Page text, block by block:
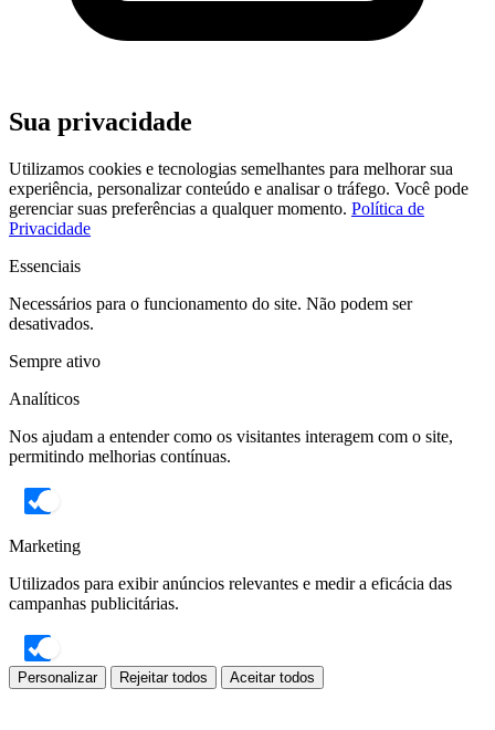
Sua privacidade
Utilizamos cookies e tecnologias semelhantes para melhorar sua
experiência, personalizar conteúdo e analisar o tráfego. Você pode
gerenciar suas preferências a qualquer momento. Política de
Privacidade
Essenciais
Necessários para o funcionamento do site. Não podem ser
desativados.
Sempre ativo
Analíticos
Nos ajudam a entender como os visitantes interagem com o site,
permitindo melhorias contínuas.
Marketing
Utilizados para exibir anúncios relevantes e medir a eficácia das
campanhas publicitárias.
Personalizar Rejeitar todos Aceitar todos